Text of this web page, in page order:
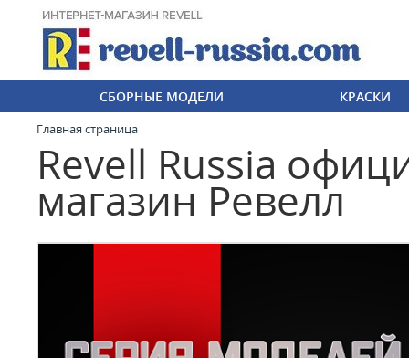
СБОРНЫЕ МОДЕЛИ КРАСКИ
Главная страница
Revell Russia
магазин Ревелл